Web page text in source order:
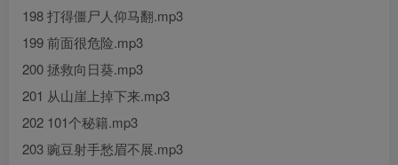
198 打得僵尸人仰马翻.mp3
199 前面很危险.mp3
200 拯救向日葵.mp3
201 从山崖上掉下来.mp3
202 101个秘籍.mp3
203 豌豆射手愁眉不展.mp3